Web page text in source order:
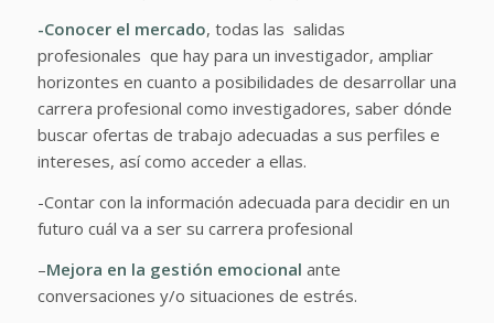
-Conocer el mercado, todas las salidas
profesionales que hay para un investigador, ampliar
horizontes en cuanto a posibilidades de desarrollar una
carrera profesional como investigadores, saber dónde
buscar ofertas de trabajo adecuadas a sus perfiles e
intereses, así como acceder a ellas.
-Contar con la información adecuada para decidir en un
futuro cuál va a ser su carrera profesional
–Mejora en la gestión emocional ante
conversaciones y/o situaciones de estrés.